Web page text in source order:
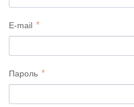
E-mail
Пароль